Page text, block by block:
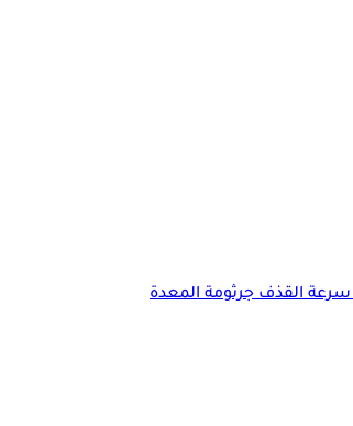
سرعة القذفجرثومة المعدة